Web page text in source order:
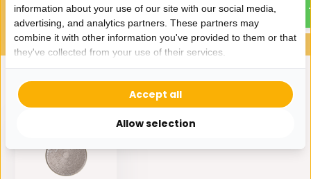
Eerder bekeken door jou
information about your use of our site with our social media,
advertising, and analytics partners. These partners may
combine it with other information you've provided to them or that
they've collected from your use of their services.
Allow selection
Accept all